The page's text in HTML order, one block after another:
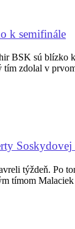
k semifinále
BSK sú blízko
tím zdolal v
týždeň. Po
tímom